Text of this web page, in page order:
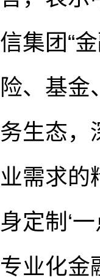
信集团“
险、基金
务生态，
业需求的
身定制‘
专业化金